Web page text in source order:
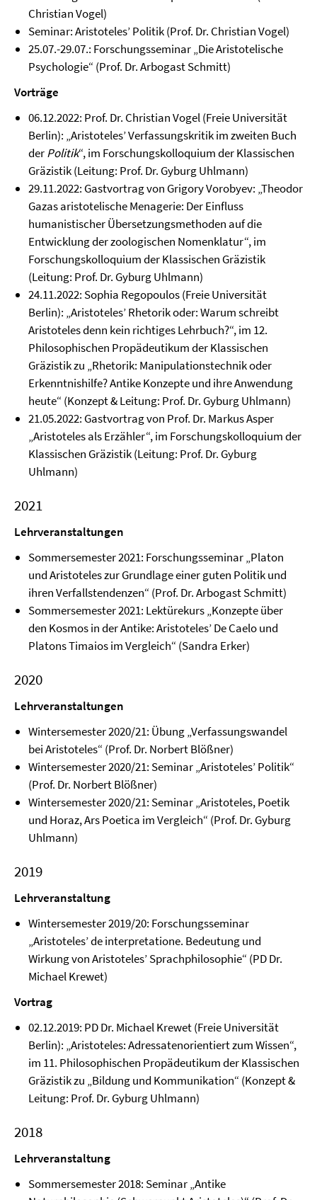
Christian Vogel)
Seminar: Aristoteles’ Politik (Prof. Dr. Christian Vogel)
25.07.-29.07.: Forschungsseminar „Die Aristotelische
Psychologie“ (Prof. Dr. Arbogast Schmitt)
Vorträge
06.12.2022: Prof. Dr. Christian Vogel (Freie Universität
Berlin): „Aristoteles’ Verfassungskritik im zweiten Buch
derPolitik“, im Forschungskolloquium der Klassischen
Gräzistik (Leitung: Prof. Dr. Gyburg Uhlmann)
29.11.2022: Gastvortrag von Grigory Vorobyev: „Theodor
Gazas aristotelische Menagerie: Der Einfluss
humanistischer Übersetzungsmethoden auf die
Entwicklung der zoologischen Nomenklatur“, im
Forschungskolloquium der Klassischen Gräzistik
(Leitung: Prof. Dr. Gyburg Uhlmann)
24.11.2022: Sophia Regopoulos (Freie Universität
Berlin): „Aristoteles’ Rhetorik oder: Warum schreibt
Aristoteles denn kein richtiges Lehrbuch?“, im 12.
Philosophischen Propädeutikum der Klassischen
Gräzistik zu „Rhetorik: Manipulationstechnik oder
Erkenntnishilfe? Antike Konzepte und ihre Anwendung
heute“ (Konzept & Leitung: Prof. Dr. Gyburg Uhlmann)
21.05.2022: Gastvortrag von Prof. Dr. Markus Asper
„Aristoteles als Erzähler“, im Forschungskolloquium der
Klassischen Gräzistik (Leitung: Prof. Dr. Gyburg
Uhlmann)
2021
Lehrveranstaltungen
Sommersemester 2021: Forschungsseminar „Platon
und Aristoteles zur Grundlage einer guten Politik und
ihren Verfallstendenzen“ (Prof. Dr. Arbogast Schmitt)
Sommersemester 2021: Lektürekurs „Konzepte über
den Kosmos in der Antike: Aristoteles’ De Caelo und
Platons Timaios im Vergleich“ (Sandra Erker)
2020
Lehrveranstaltungen
Wintersemester 2020/21: Übung „Verfassungswandel
bei Aristoteles“ (Prof. Dr. Norbert Blößner)
Wintersemester 2020/21: Seminar „Aristoteles’ Politik“
(Prof. Dr. Norbert Blößner)
Wintersemester 2020/21: Seminar „Aristoteles, Poetik
und Horaz, Ars Poetica im Vergleich“ (Prof. Dr. Gyburg
Uhlmann)
2019
Lehrveranstaltung
Wintersemester 2019/20: Forschungsseminar
„Aristoteles’ de interpretatione. Bedeutung und
Wirkung von Aristoteles’ Sprachphilosophie“ (PD Dr.
Michael Krewet)
Vortrag
02.12.2019: PD Dr. Michael Krewet (Freie Universität
Berlin): „Aristoteles: Adressatenorientiert zum Wissen“,
im 11. Philosophischen Propädeutikum der Klassischen
Gräzistik zu „Bildung und Kommunikation“ (Konzept &
Leitung: Prof. Dr. Gyburg Uhlmann)
2018
Lehrveranstaltung
Sommersemester 2018: Seminar „Antike